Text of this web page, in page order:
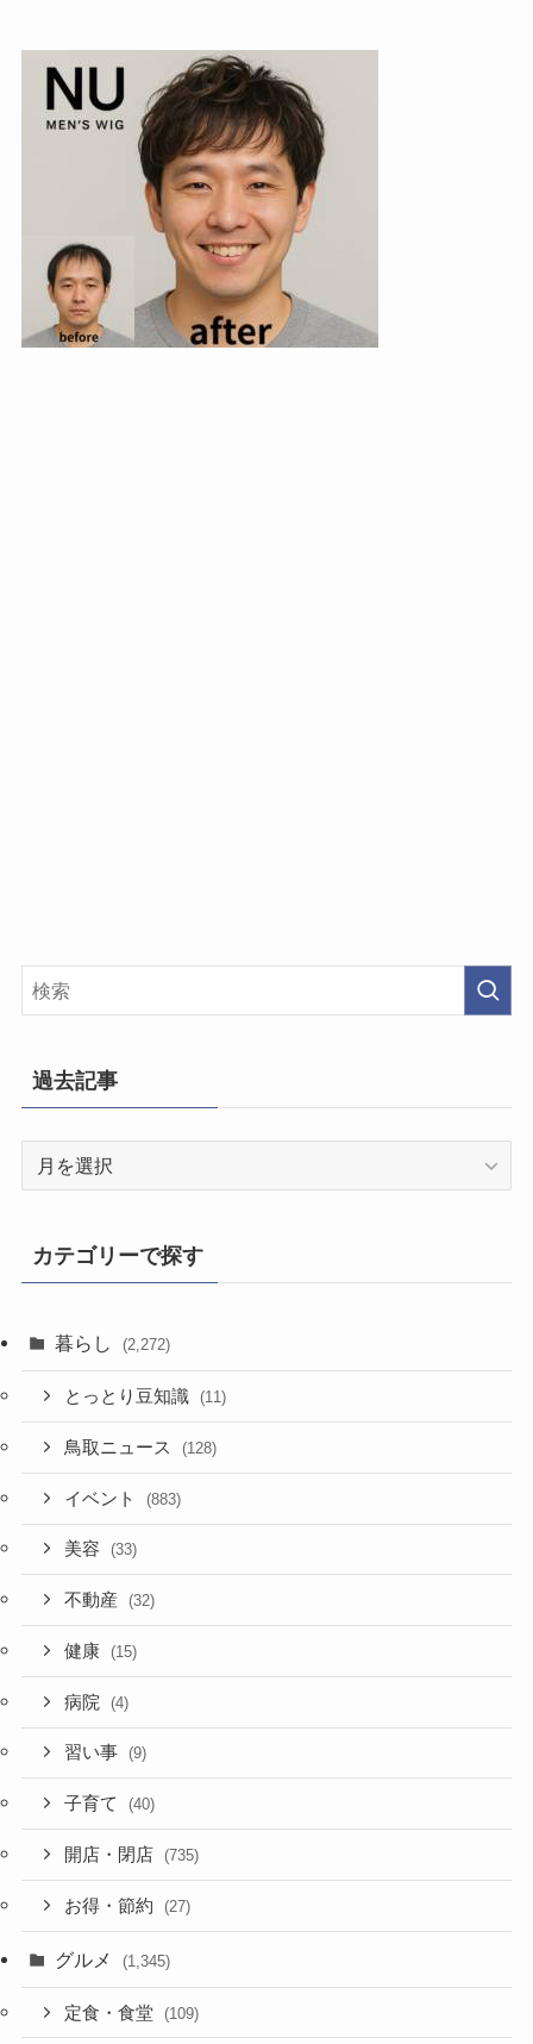
過去記事
カテゴリーで探す
暮らし (2,272)
とっとり豆知識 (11)
鳥取ニュース (128)
イベント (883)
美容 (33)
不動産 (32)
健康 (15)
病院 (4)
習い事 (9)
子育て (40)
開店・閉店 (735)
お得・節約 (27)
グルメ (1,345)
定食・食堂 (109)